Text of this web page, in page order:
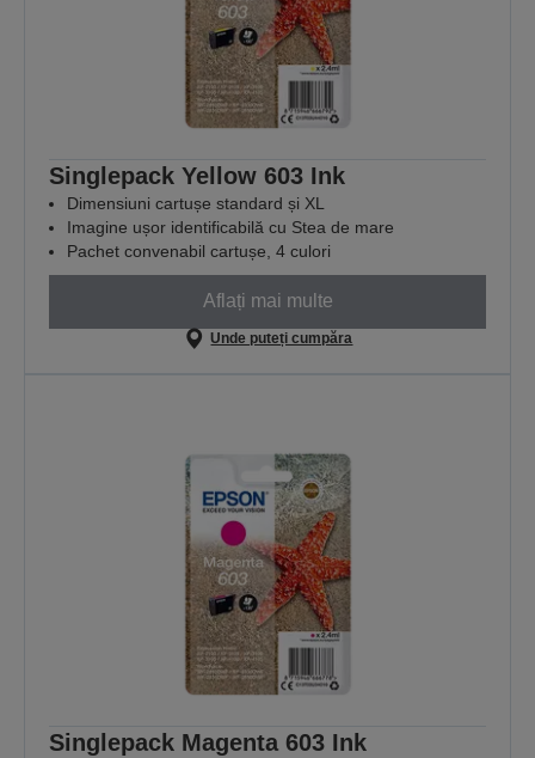
Singlepack Yellow 603 Ink
Dimensiuni cartușe standard și XL
Imagine ușor identificabilă cu Stea de mare
Pachet convenabil cartușe, 4 culori
Aflați mai multe
Unde puteți cumpăra
Singlepack Magenta 603 Ink